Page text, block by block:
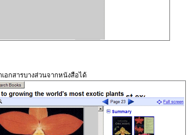
กสารบางส่วนจากหนังสือได้